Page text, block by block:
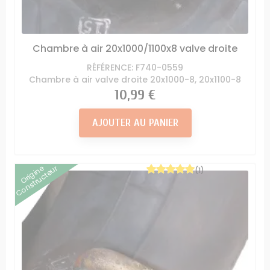
Chambre à air 20x1000/1100x8 valve droite
RÉFÉRENCE: F740-0559
Chambre à air valve droite 20x1000-8, 20x1100-8
Prix
10,99 €
AJOUTER AU PANIER
Origine
Constructeur (1)